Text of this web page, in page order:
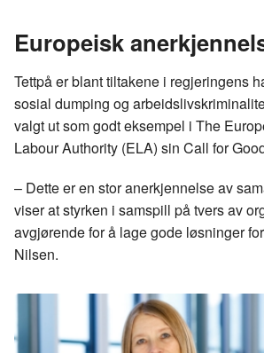
Europeisk
Tettpå er blant tiltakene i regjeringens
sosial dumping og
valgt ut som godt eksempel i The
LabourAuthority (ELA) sin Call for
– Dette er en stor anerkjennelse av
viser at styrken i samspill på tvers av
avgjørende for å lage gode løsninger
Nilsen.